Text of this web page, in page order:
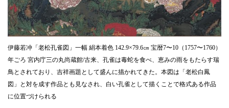
伊藤若冲「老松孔雀図」一幅 絹本着色 142.9×79.6㎝ 宝暦7〜10（1757〜1760）
年ごろ 宮内庁三の丸尚蔵館/古来、孔雀は毒蛇を食べ、恵みの雨をもたらす瑞
鳥とされており、吉祥画題として盛んに描かれてきた。本図は「老松白鳳
図」と対を成す作品とも見なされ、白い孔雀として描くことで格式ある作品
に位置づけられる